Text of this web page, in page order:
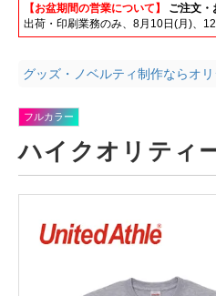
【お盆期間の営業について】
ご注文・
出荷・印刷業務のみ、8月10日(月)、
グッズ・ノベルティ制作ならオ
フルカラー
ハイクオリティ